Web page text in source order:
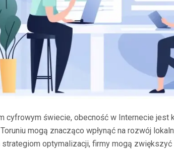
cyfrowym świecie, obecność w Internecie jest
Toruniu mogą znacząco wpłynąć na rozwój
optymalizacji, firmy mogą